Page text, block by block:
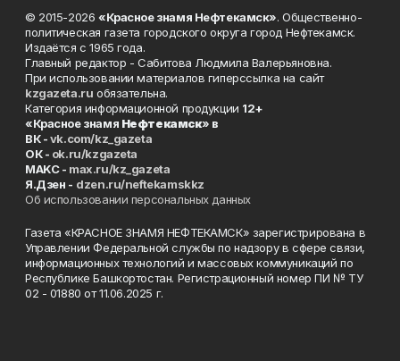
© 2015-2026 «Красное знамя Нефтекамск». Общественно-
политическая газета городского округа город Нефтекамск.
Издаётся с 1965 года.
Главный редактор - Сабитова Людмила Валерьяновна.
При использовании материалов гиперссылка на сайт
kzgazeta.ru обязательна.
Категория информационной продукции 12+
«Красное знамя Нефтекамск» в
ВК -vk.com/kz_gazeta
ОК - ok.ru/kzgazeta
MAKC - max.ru/kz_gazeta
Я.Дзен - dzen.ru/neftekamskkz
Об использовании персональных данных
Газета «КРАСНОЕ ЗНАМЯ НЕФТЕКАМСК» зарегистрирована в
Управлении Федеральной службы по надзору в сфере связи,
информационных технологий и массовых коммуникаций по
Республике Башкортостан. Регистрационный номер ПИ № ТУ
02 - 01880 от 11.06.2025 г.